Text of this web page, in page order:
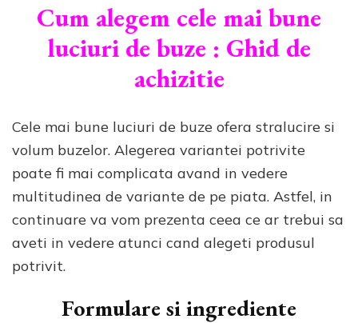
Cum alegem cele mai bune
luciuri de buze : Ghid de
achizitie
Cele mai bune luciuri de buze ofera stralucire si
volum buzelor. Alegerea variantei potrivite
poate fi mai complicata avand in vedere
multitudinea de variante de pe piata. Astfel, in
continuare va vom prezenta ceea ce ar trebui sa
aveti in vedere atunci cand alegeti produsul
potrivit.
Formulare si ingrediente